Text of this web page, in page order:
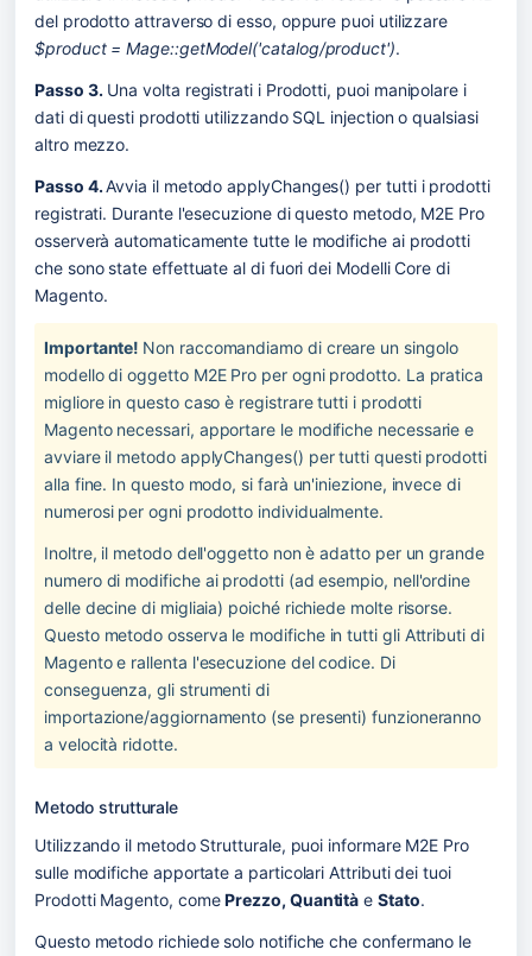
$product = Mage::getModel('catalog/product').
Passo 3. Una volta registrati i Prodotti, puoi manipolare i
dati di questi prodotti utilizzando SQL injection o qualsiasi
altro mezzo.
Passo 4. Avvia il metodo applyChanges() per tutti i prodotti
registrati. Durante l'esecuzione di questo metodo, M2E Pro
osserverà automaticamente tutte le modifiche ai prodotti
che sono state effettuate al di fuori dei Modelli Core di
Magento.
Importante! Non raccomandiamo di creare un singolo
modello di oggetto M2E Pro per ogni prodotto. La pratica
migliore in questo caso è registrare tutti i prodotti
Magento necessari, apportare le modifiche necessarie e
avviare il metodo applyChanges() per tutti questi prodotti
alla fine. In questo modo, si farà un'iniezione, invece di
numerosi per ogni prodotto individualmente.
Inoltre, il metodo dell'oggetto non è adatto per un grande
numero di modifiche ai prodotti (ad esempio, nell'ordine
delle decine di migliaia) poiché richiede molte risorse.
Questo metodo osserva le modifiche in tutti gli Attributi di
Magento e rallenta l'esecuzione del codice. Di
conseguenza, gli strumenti di
importazione/aggiornamento (se presenti) funzioneranno
a velocità ridotte.
Metodo strutturale
Utilizzando il metodo Strutturale, puoi informare M2E Pro
sulle modifiche apportate a particolari Attributi dei tuoi
Prodotti Magento, come Prezzo, Quantità e Stato.
Questo metodo richiede solo notifiche che confermano le